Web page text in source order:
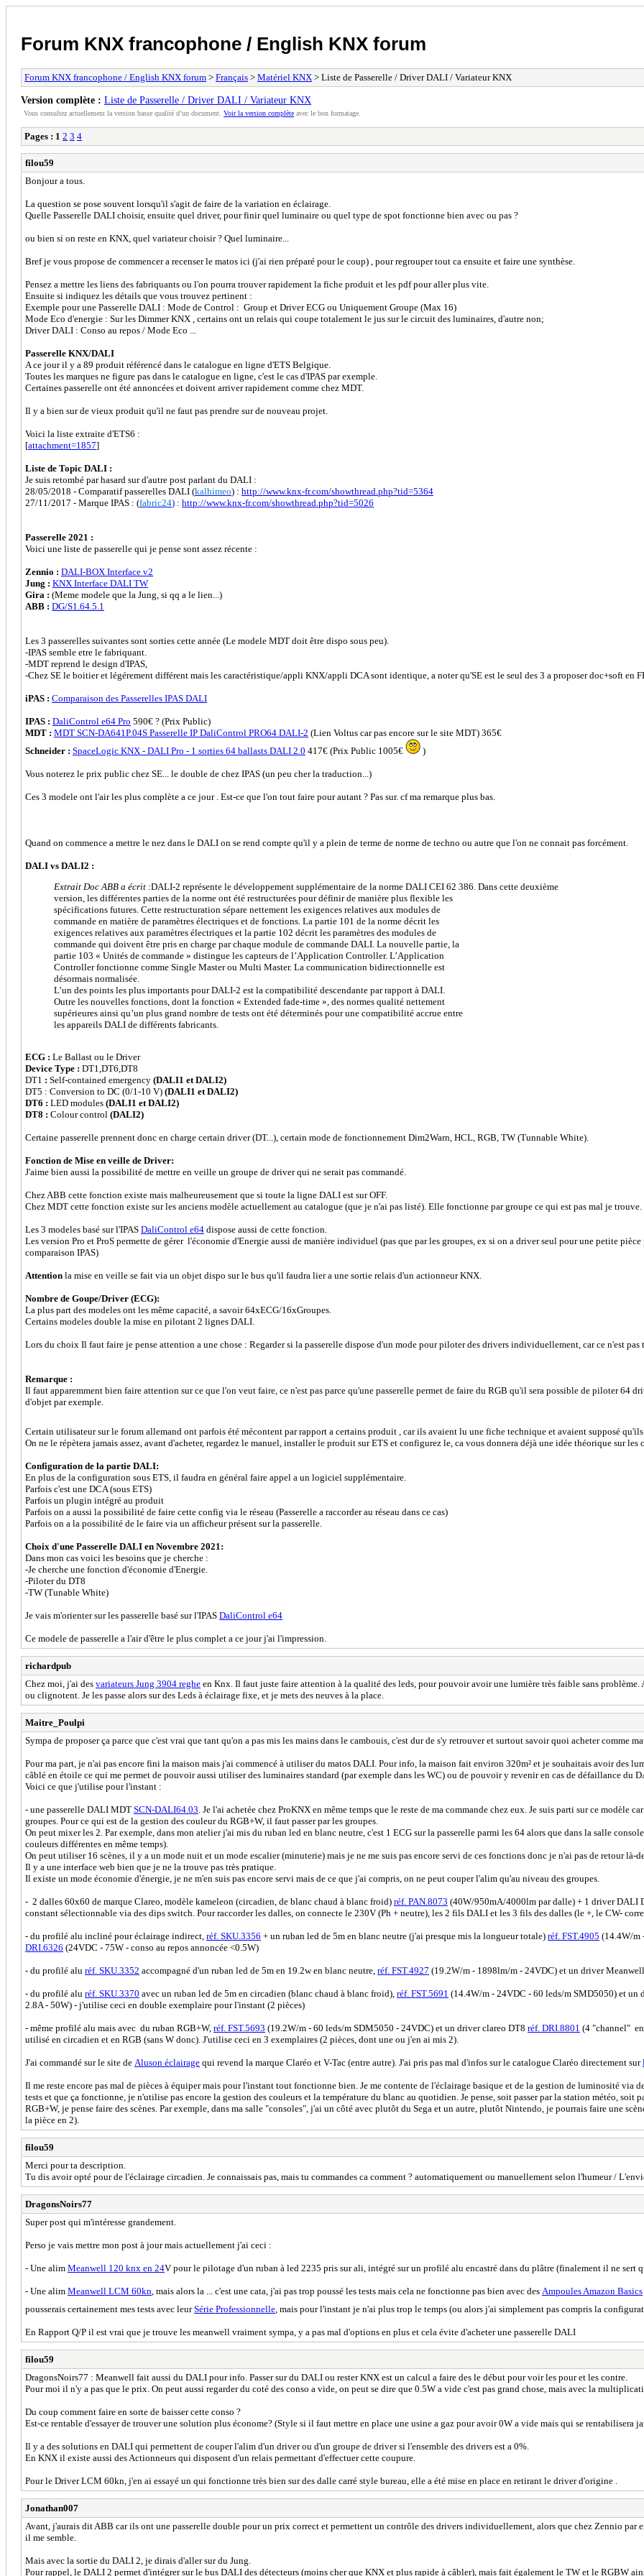
Forum KNX francophone / English KNX forum
Forum KNX francophone / English KNX forum > Français > Matériel KNX > Liste de Passerelle / Driver DALI / Variateur KNX
Version complète : Liste de Passerelle / Driver DALI / Variateur KNX
Vous consultez actuellement la version basse qualité d’un document. Voir la version complète avec le bon formatage.
Pages : 1 2 3 4
filou59
Bonjour a tous.
La question se pose souvent lorsqu'il s'agit de faire de la variation en éclairage.
Quelle Passerelle DALI choisir, ensuite quel driver, pour finir quel luminaire ou quel type de spot fonctionne bien avec ou pas ?
ou bien si on reste en KNX, quel variateur choisir ? Quel luminaire...
Bref je vous propose de commencer a recenser le matos ici (j'ai rien préparé pour le coup) , pour regrouper tout ca ensuite et faire une synthèse.
Pensez a mettre les liens des fabriquants ou l'on pourra trouver rapidement la fiche produit et les pdf pour aller plus vite.
Ensuite si indiquez les détails que vous trouvez pertinent :
Exemple pour une Passerelle DALI : Mode de Control : Group et Driver ECG ou Uniquement Groupe (Max 16)
Mode Eco d'energie : Sur les Dimmer KNX , certains ont un relais qui coupe totalement le jus sur le circuit des luminaires, d'autre non;
Driver DALI : Conso au repos / Mode Eco ...
Passerelle KNX/DALI
A ce jour il y a 89 produit référencé dans le catalogue en ligne d'ETS Belgique.
Toutes les marques ne figure pas dans le catalogue en ligne, c'est le cas d'IPAS par exemple.
Certaines passerelle ont été annoncées et doivent arriver rapidement comme chez MDT.
Il y a bien sur de vieux produit qu'il ne faut pas prendre sur de nouveau projet.
Voici la liste extraite d'ETS6 :
[attachment=1857]
Liste de Topic DALI :
Je suis retombé par hasard sur d'autre post parlant du DALI :
28/05/2018 - Comparatif passerelles DALI (kalhimeo) : http://www.knx-fr.com/showthread.php?tid=5364
27/11/2017 - Marque IPAS : (fabric24) : http://www.knx-fr.com/showthread.php?tid=5026
Passerelle 2021 :
Voici une liste de passerelle qui je pense sont assez récente :
Zennio : DALI-BOX Interface v2
Jung : KNX Interface DALI TW
Gira : (Meme modele que la Jung, si qq a le lien...)
ABB : DG/S1.64.5.1
Les 3 passerelles suivantes sont sorties cette année (Le modele MDT doit être dispo sous peu).
-IPAS semble etre le fabriquant.
-MDT reprend le design d'IPAS,
-Chez SE le boitier et légérement différent mais les caractéristique/appli KNX/appli DCA sont identique, a noter qu'SE est le seul des 3 a proposer doc+soft en
iPAS : Comparaison des Passerelles IPAS DALI
IPAS : DaliControl e64 Pro 590€ ? (Prix Public)
MDT : MDT SCN-DA641P.04S Passerelle IP DaliControl PRO64 DALI-2 (Lien Voltus car pas encore sur le site MDT) 365€
Schneider : SpaceLogic KNX - DALI Pro - 1 sorties 64 ballasts DALI 2.0 417€ (Prix Public 1005€ )
Vous noterez le prix public chez SE... le double de chez IPAS (un peu cher la traduction...)
Ces 3 modele ont l'air les plus complète a ce jour . Est-ce que l'on tout faire pour autant ? Pas sur. cf ma remarque plus bas.
Quand on commence a mettre le nez dans le DALI on se rend compte qu'il y a plein de terme de norme de techno ou autre que l'on ne connait pas forcément.
DALI vs DALI2 :
Extrait Doc ABB a écrit :DALI-2 représente le développement supplémentaire de la norme DALI CEI 62 386. Dans cette deuxième
version, les différentes parties de la norme ont été restructurées pour définir de manière plus flexible les
spécifications futures. Cette restructuration sépare nettement les exigences relatives aux modules de
commande en matière de paramètres électriques et de fonctions. La partie 101 de la norme décrit les
exigences relatives aux paramètres électriques et la partie 102 décrit les paramètres des modules de
commande qui doivent être pris en charge par chaque module de commande DALI. La nouvelle partie, la
partie 103 « Unités de commande » distingue les capteurs de l’Application Controller. L’Application
Controller fonctionne comme Single Master ou Multi Master. La communication bidirectionnelle est
désormais normalisée.
L’un des points les plus importants pour DALI-2 est la compatibilité descendante par rapport à DALI.
Outre les nouvelles fonctions, dont la fonction « Extended fade-time », des normes qualité nettement
supérieures ainsi qu’un plus grand nombre de tests ont été déterminés pour une compatibilité accrue entre
les appareils DALI de différents fabricants.
ECG : Le Ballast ou le Driver
Device Type : DT1,DT6,DT8
DT1 : Self-contained emergency (DALI1 et DALI2)
DT5 : Conversion to DC (0/1-10 V) (DALI1 et DALI2)
DT6 : LED modules (DALI1 et DALI2)
DT8 : Colour control (DALI2)
Certaine passerelle prennent donc en charge certain driver (DT...), certain mode de fonctionnement Dim2Warn, HCL, RGB, TW (Tunnable White).
Fonction de Mise en veille de Driver:
J'aime bien aussi la possibilité de mettre en veille un groupe de driver qui ne serait pas commandé.
Chez ABB cette fonction existe mais malheureusement que si toute la ligne DALI est sur OFF.
Chez MDT cette fonction existe sur les anciens modèle actuellement au catalogue (que je n'ai pas listé). Elle fonctionne par groupe ce qui est pas mal je trouve.
Les 3 modeles basé sur l'IPAS DaliControl e64 dispose aussi de cette fonction.
Les version Pro et ProS permette de gérer l'économie d'Energie aussi de manière individuel (pas que par les groupes, ex si on a driver seul pour une petite
comparaison IPAS)
Attention la mise en veille se fait via un objet dispo sur le bus qu'il faudra lier a une sortie relais d'un actionneur KNX.
Nombre de Goupe/Driver (ECG):
La plus part des modeles ont les même capacité, a savoir 64xECG/16xGroupes.
Certains modeles double la mise en pilotant 2 lignes DALI.
Lors du choix Il faut faire je pense attention a une chose : Regarder si la passerelle dispose d'un mode pour piloter des drivers individuellement, car ce n'est pas
Remarque :
Il faut apparemment bien faire attention sur ce que l'on veut faire, ce n'est pas parce qu'une passerelle permet de faire du RGB qu'il sera possible de piloter 64
d'objet par exemple.
Certain utilisateur sur le forum allemand ont parfois été mécontent par rapport a certains produit , car ils avaient lu une fiche technique et avaient supposé
On ne le répètera jamais assez, avant d'acheter, regardez le manuel, installer le produit sur ETS et configurez le, ca vous donnera déjà une idée théorique sur
Configuration de la partie DALI:
En plus de la configuration sous ETS, il faudra en général faire appel a un logiciel supplémentaire.
Parfois c'est une DCA (sous ETS)
Parfois un plugin intégré au produit
Parfois on a aussi la possibilité de faire cette config via le réseau (Passerelle a raccorder au réseau dans ce cas)
Parfois on a la possibilité de le faire via un afficheur présent sur la passerelle.
Choix d'une Passerelle DALI en Novembre 2021:
Dans mon cas voici les besoins que je cherche :
-Je cherche une fonction d'économie d'Energie.
-Piloter du DT8
-TW (Tunable White)
Je vais m'orienter sur les passerelle basé sur l'IPAS DaliControl e64
Ce modele de passerelle a l'air d'être le plus complet a ce jour j'ai l'impression.
richardpub
Chez moi, j'ai des variateurs Jung 3904 reghe en Knx. Il faut juste faire attention à la qualité des leds, pour pouvoir avoir une lumière très faible sans
ou clignotent. Je les passe alors sur des Leds à éclairage fixe, et je mets des neuves à la place.
Maitre_Poulpi
Sympa de proposer ça parce que c'est vrai que tant qu'on a pas mis les mains dans le cambouis, c'est dur de s'y retrouver et surtout savoir quoi acheter comme
Pour ma part, je n'ai pas encore fini la maison mais j'ai commencé à utiliser du matos DALI. Pour info, la maison fait environ 320m² et je souhaitais avoir des
câblé en étoile ce qui me permet de pouvoir aussi utiliser des luminaires standard (par exemple dans les WC) ou de pouvoir y revenir en cas de défaillance du
Voici ce que j'utilise pour l'instant :
- une passerelle DALI MDT SCN-DALI64.03 . Je l'ai achetée chez ProKNX en même temps que le reste de ma commande chez eux. Je suis parti sur ce modèle
groupes. Pour ce qui est de la gestion des couleur du RGB+W, il faut passer par les groupes.
On peut mixer les 2. Par exemple, dans mon atelier j'ai mis du ruban led en blanc neutre, c'est 1 ECG sur la passerelle parmi les 64 alors que dans la salle
couleurs différentes en même temps).
On peut utiliser 16 scènes, il y a un mode nuit et un mode escalier (minuterie) mais je ne me suis pas encore servi de ces fonctions donc je n'ai pas de retour là-
Il y a une interface web bien que je ne la trouve pas très pratique.
Il existe un mode économie d'énergie, je ne m'en suis pas encore servi mais de ce que j'ai compris, on ne peut couper l'alim qu'au niveau des groupes.
- 2 dalles 60x60 de marque Clareo, modèle kameleon (circadien, de blanc chaud à blanc froid) réf. PAN.8073 (40W/950mA/4000lm par dalle) + 1 driver DALI
constant sélectionnable via des dips switch. Pour raccorder les dalles, on connecte le 230V (Ph + neutre), les 2 fils DALI et les 3 fils des dalles (le +, le CW-
- du profilé alu incliné pour éclairage indirect, réf. SKU.3356 + un ruban led de 5m en blanc neutre (j'ai presque mis la longueur totale) réf. FST.4905 (14.4W/m
DRI.6326 (24VDC - 75W - conso au repos annoncée <0.5W)
- du profilé alu réf. SKU.3352 accompagné d'un ruban led de 5m en 19.2w en blanc neutre, réf. FST.4927 (19.2W/m - 1898lm/m - 24VDC) et un driver
- du profilé alu réf. SKU.3370 avec un ruban led de 5m en circadien (blanc chaud à blanc froid), réf. FST.5691 (14.4W/m - 24VDC - 60 leds/m SMD5050) et un
2.8A - 50W) - j'utilise ceci en double exemplaire pour l'instant (2 pièces)
- même profilé alu mais avec du ruban RGB+W, réf. FST.5693 (19.2W/m - 60 leds/m SDM5050 - 24VDC) et un driver clareo DT8 réf. DRI.8801 (4 "channel"
utilisé en circadien et en RGB (sans W donc). J'utilise ceci en 3 exemplaires (2 pièces, dont une ou j'en ai mis 2).
J'ai commandé sur le site de Aluson éclairage qui revend la marque Claréo et V-Tac (entre autre). J'ai pris pas mal d'infos sur le catalogue Claréo directement sur
Il me reste encore pas mal de pièces à équiper mais pour l'instant tout fonctionne bien. Je me contente de l'éclairage basique et de la gestion de luminosité
tests et que ça fonctionne, je n'utilise pas encore la gestion des couleurs et la température du blanc au quotidien. Je pense, soit passer par la station météo, soit
RGB+W, je pense faire des scènes. Par exemple, dans ma salle "consoles", j'ai un côté avec plutôt du Sega et un autre, plutôt Nintendo, je pourrais faire une
la pièce en 2).
filou59
Merci pour ta description.
Tu dis avoir opté pour de l'éclairage circadien. Je connaissais pas, mais tu commandes ca comment ? automatiquement ou manuellement selon l'humeur /
DragonsNoirs77
Super post qui m'intéresse grandement.
Perso je vais mettre mon post à jour mais actuellement j'ai ceci :
- Une alim Meanwell 120 knx en 24V pour le pilotage d'un ruban à led 2235 pris sur ali, intégré sur un profilé alu encastré dans du plâtre (finalement il ne sert
- Une alim Meanwell LCM 60kn , mais alors la ... c'est une cata, j'ai pas trop poussé les tests mais cela ne fonctionne pas bien avec des Ampoules Amazon Basics
pousserais certainement mes tests avec leurSérie Professionnelle , mais pour l'instant je n'ai plus trop le temps (ou alors j'ai simplement pas compris la
En Rapport Q/P il est vrai que je trouve les meanwell vraiment sympa, y a pas mal d'options en plus et cela évite d'acheter une passerelle DALI
filou59
DragonsNoirs77 : Meanwell fait aussi du DALI pour info. Passer sur du DALI ou rester KNX est un calcul a faire des le début pour voir les pour et les contre.
Pour moi il n'y a pas que le prix. On peut aussi regarder du coté des conso a vide, on peut se dire que 0.5W a vide c'est pas grand chose, mais avec la
Du coup comment faire en sorte de baisser cette conso ?
Est-ce rentable d'essayer de trouver une solution plus économe? (Style si il faut mettre en place une usine a gaz pour avoir 0W a vide mais qui se rentabilisera
Il y a des solutions en DALI qui permettent de couper l'alim d'un driver ou d'un groupe de driver si l'ensemble des drivers est a 0%.
En KNX il existe aussi des Actionneurs qui disposent d'un relais permettant d'effectuer cette coupure.
Pour le Driver LCM 60kn, j'en ai essayé un qui fonctionne très bien sur des dalle carré style bureau, elle a été mise en place en retirant le driver d'origine .
Jonathan007
Avant, j'aurais dit ABB car ils ont une passerelle double pour un prix correct et permettent un contrôle des drivers individuellement, alors que chez Zennio par
il me semble.
Mais avec la sortie du DALI 2, je dirais d'aller sur du Jung.
Pour rappel, le DALI 2 permet d'intégrer sur le bus DALI des détecteurs (moins cher que KNX et plus rapide à câbler), mais fait également le TW et le RGBW